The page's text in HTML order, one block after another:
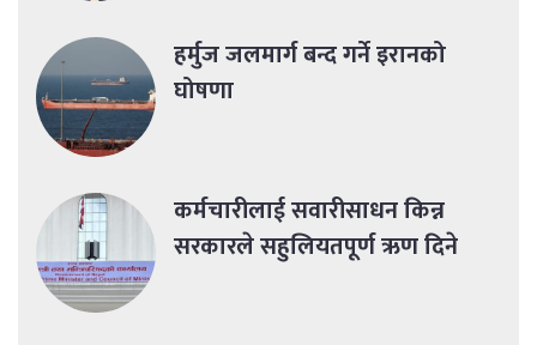
हर्मुज जलमार्ग बन्द गर्ने इरानको
घोषणा
कर्मचारीलाई सवारीसाधन किन्न
सरकारले सहुलियतपूर्ण ऋण दिने